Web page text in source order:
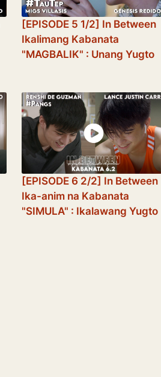
[EPISODE 5 1/2] In Between
Ikalimang Kabanata
"MAGBALIK" : Unang Yugto
[EPISODE 6 2/2] In Between
Ika-anim na Kabanata
"SIMULA" : Ikalawang Yugto